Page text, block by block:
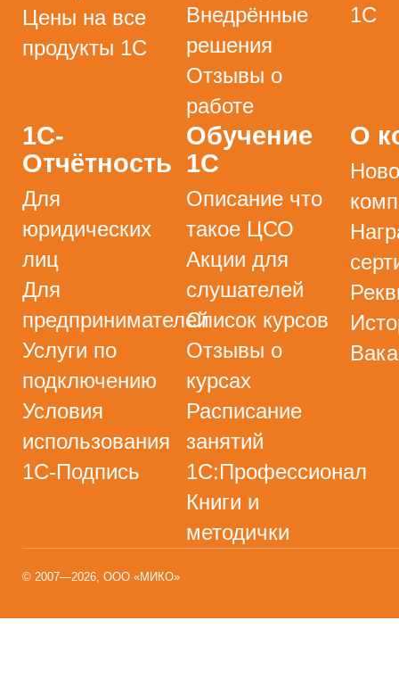
Цены на все
продукты 1С
Внедрённые
решения
Отзывы о
работе
1С
1С-
Отчётность
Для
юридических
лиц
Для
предпринимателей
Услуги по
подключению
Условия
использования
1С-Подпись
Обучение
1С
Описание что
такое ЦСО
Акции для
слушателей
Список курсов
Отзывы о
курсах
Расписание
занятий
1С:Профессионал
Книги и
методички
О
© 2007—2026, ООО «МИКО»